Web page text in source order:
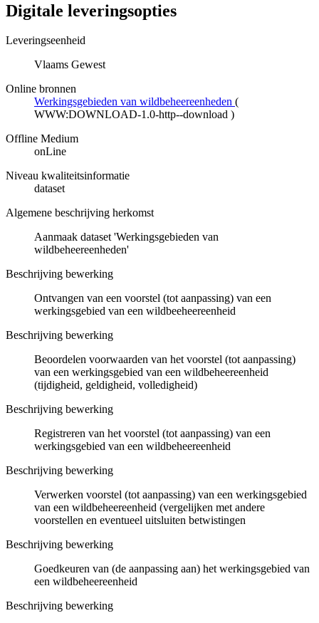
Digitale leveringsopties
Leveringseenheid
Vlaams Gewest
Online bronnen
Werkingsgebieden van wildbeheereenheden (
WWW:DOWNLOAD-1.0-http--download )
Offline Medium
onLine
Niveau kwaliteitsinformatie
dataset
Algemene beschrijving herkomst
Aanmaak dataset 'Werkingsgebieden van
wildbeheereenheden'
Beschrijving bewerking
Ontvangen van een voorstel (tot aanpassing) van een
werkingsgebied van een wildbeeheereenheid
Beschrijving bewerking
Beoordelen voorwaarden van het voorstel (tot aanpassing)
van een werkingsgebied van een wildbeheereenheid
(tijdigheid, geldigheid, volledigheid)
Beschrijving bewerking
Registreren van het voorstel (tot aanpassing) van een
werkingsgebied van een wildbeheereenheid
Beschrijving bewerking
Verwerken voorstel (tot aanpassing) van een werkingsgebied
van een wildbeheereenheid (vergelijken met andere
voorstellen en eventueel uitsluiten betwistingen
Beschrijving bewerking
Goedkeuren van (de aanpassing aan) het werkingsgebied van
een wildbeheereenheid
Beschrijving bewerking